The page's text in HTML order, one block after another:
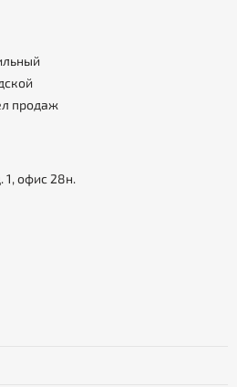
продаж
1, офис 28н.